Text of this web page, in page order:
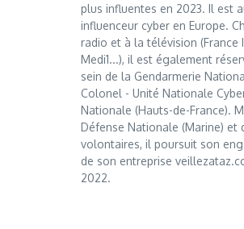
plus influentes en 2023. Il est
influenceur cyber en Europe.
radio et à la télévision (France
Medi1...), il est également
sein de la Gendarmerie
Colonel - Unité Nationale
Nationale (Hauts-de-France).
Défense Nationale (Marine) et
volontaires, il poursuit son
de son entreprise
2022.